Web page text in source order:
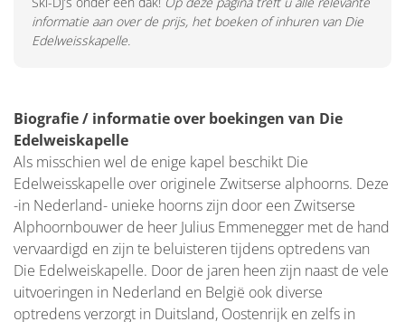
informatie aan over de prijs, het boeken of inhuren van Die
Edelweisskapelle.
Biografie / informatie over boekingen van Die
Edelweiskapelle
Als misschien wel de enige kapel beschikt Die
Edelweisskapelle over originele Zwitserse alphoorns. Deze
-in Nederland- unieke hoorns zijn door een Zwitserse
Alphoornbouwer de heer Julius Emmenegger met de hand
vervaardigd en zijn te beluisteren tijdens optredens van
Die Edelweiskapelle. Door de jaren heen zijn naast de vele
uitvoeringen in Nederland en België ook diverse
optredens verzorgt in Duitsland, Oostenrijk en zelfs in